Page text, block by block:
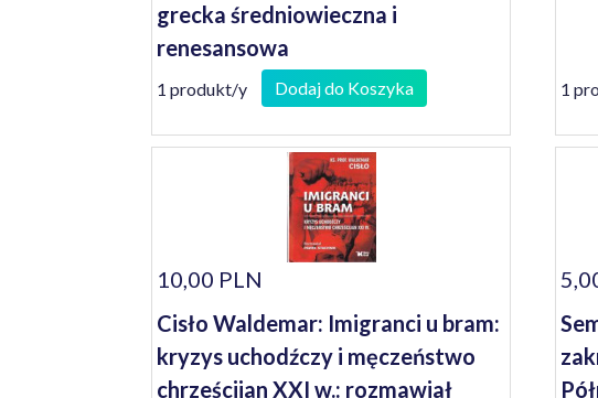
grecka średniowieczna i
renesansowa
1 produkt/y Dodaj do Koszyka 1
10,00 PLN
Cisło Waldemar: Imigranci u bram:
kryzys uchodźczy i męczeństwo
chrześcijan XXI w.: rozmawiał